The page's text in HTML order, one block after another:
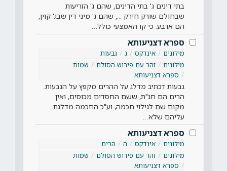
בתי דינים ג' בתי הדינים, שהם ג' הזריעות
שבחולם שורק חירק ..., שהם ג' מיני דין שבג' קוין,
הם ארבע. כי קו האמצעי כולל…
ספרא דצניעותא
מילונים אינדקס ג
גבעות
מילונים
זהר עם פירוש הסולם
שמות
ספרא דצניעותא
גבעות דכתיב מדלג על ההרים מקפץ על הגבעות.
הרים הם חג"ת, ששם החסדים מכוסים, ואין
מקום שם לגילוי חכמה, וע"כ החכמה מדלגת
עליהם שלא…
ספרא דצניעותא
מילונים אינדקס ה
הרים
מילונים
זהר עם פירוש הסולם
שמות
ספרא דצניעותא